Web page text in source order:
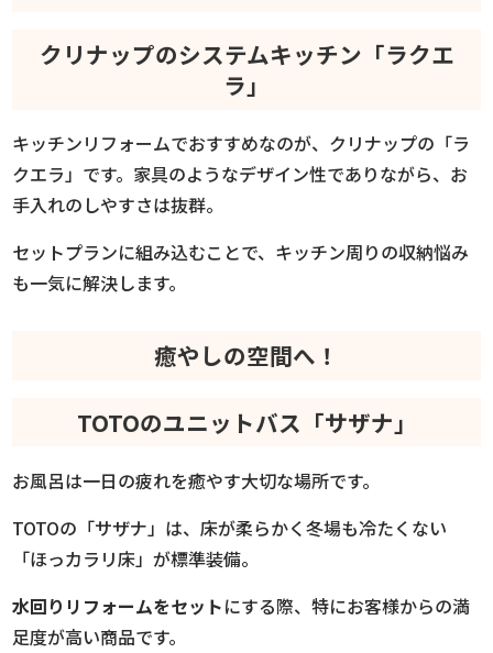
クリナップのシステムキッチン「ラクエ
ラ」
キッチンリフォームでおすすめなのが、クリナップの「ラ
クエラ」です。家具のようなデザイン性でありながら、お
手入れのしやすさは抜群。
セットプランに組み込むことで、キッチン周りの収納悩み
も一気に解決します。
癒やしの空間へ！
TOTOのユニットバス「サザナ」
お風呂は一日の疲れを癒やす大切な場所です。
TOTOの「サザナ」は、床が柔らかく冬場も冷たくない
「ほっカラリ床」が標準装備。
水回りリフォームをセットにする際、特にお客様からの満
足度が高い商品です。